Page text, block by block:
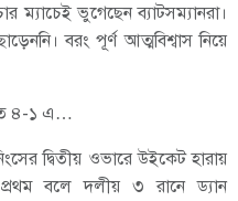
ম্যাচেই ভুগেছেন ব্যাটসম্যানরা।
বরং পূর্ণ আত্মবিশ্বাস নিয়ে
৪-১ এ…
দ্বিতীয় ওভারে উইকেট হারায়
প্রথম বলে দলীয় ৩ রানে ড্যান